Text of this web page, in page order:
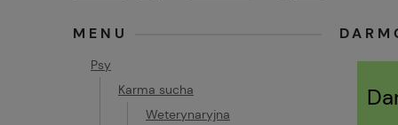
MENU
Psy
Karma sucha
Weterynaryjna